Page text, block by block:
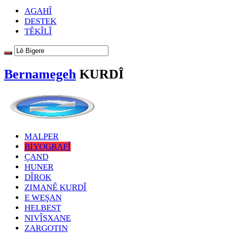
AGAHÎ
DESTEK
TÊKÎLÎ
Bernamegeh KURDÎ
MALPER
BİYOGRAFÎ
ÇAND
HUNER
DÎROK
ZIMANÊ KURDÎ
E WEŞAN
HELBEST
NIVÎSXANE
ZARGOTIN